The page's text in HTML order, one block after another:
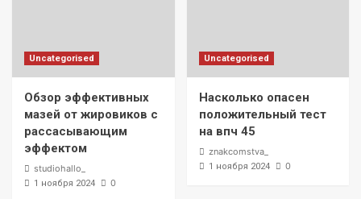
Uncategorised
Обзор эффективных
мазей от жировиков с
рассасывающим
эффектом
studiohallo_
1 ноября 2024 0
Uncategorised
Насколько опасен
положительный тест
на впч 45
znakcomstva_
1 ноября 2024 0